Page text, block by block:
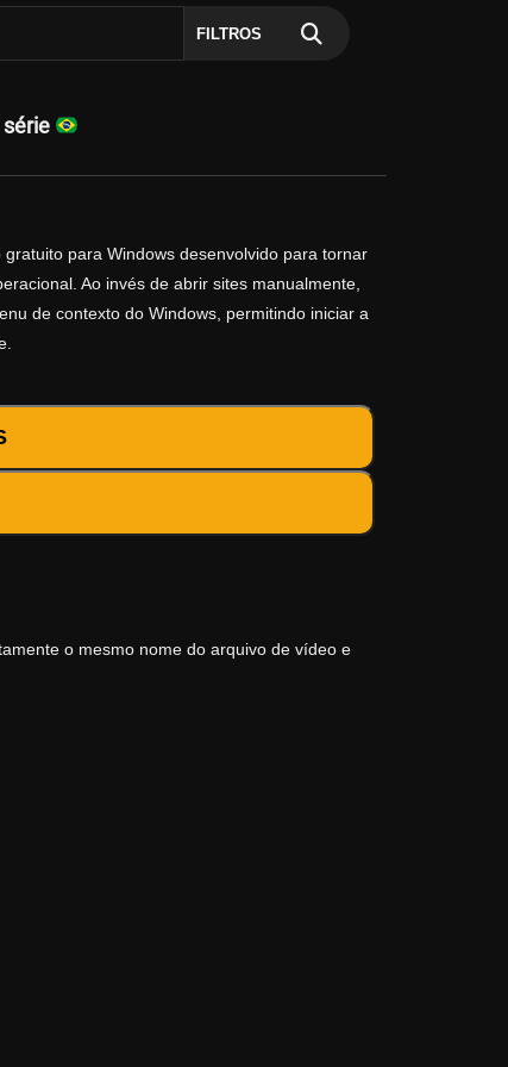
FILTROS
série
gratuito para Windows desenvolvido para tornar
Ao invés de abrir sites manualmente,
de contexto do Windows, permitindo iniciar a
o mesmo nome do arquivo de vídeo e